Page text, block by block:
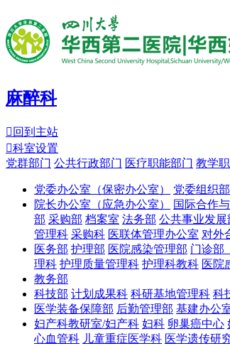
麻醉科
 回到主站
科室设置
党群部门 公共行政部门 医疗职能部门 教学
党委办公室（保密办公室） 党委组织部
院长办公室（应急办公室）
国际合作
部 采购部 档案室 法务部 公共事业发展
管理科 采购科 医联体管理办公室 对外
医务部 护理部 医院感染管理部 门诊部
理科 护理质量管理科 护理科教科 医院
教务部
科技部 计划成果科 科研基地管理科 科
医学装备保障部 后勤管理部 基建办公
妇产科教研室/妇产科 妇科 卵巢癌中心
心血管科 儿童重症医学科 医学遗传研